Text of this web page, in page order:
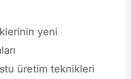
yeni
üretim teknikleri